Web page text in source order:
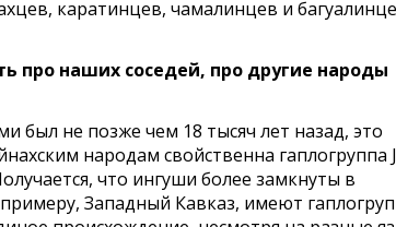
каратинцев, чамалинцев и
про наших соседей, про другие народы
был не позже чем 18 тысяч лет назад, это
народам свойственна гаплогруппа
что ингуши более замкнуты в
Западный Кавказ, имеют